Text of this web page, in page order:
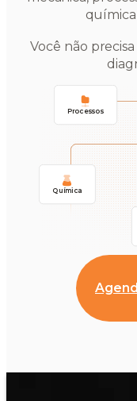
Processos
Química
química
Você não